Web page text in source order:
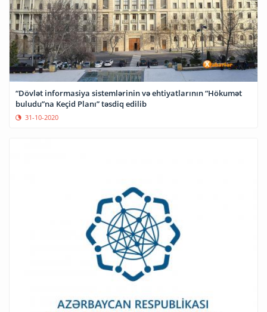
“Dövlət informasiya sistemlərinin və ehtiyatlarının “Hökumət
buludu”na Keçid Planı” təsdiq edilib
31-10-2020